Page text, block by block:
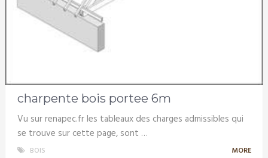
charpente bois portee 6m
Vu sur renapec.fr les tableaux des charges admissibles qui
se trouve sur cette page, sont …
BOIS MORE